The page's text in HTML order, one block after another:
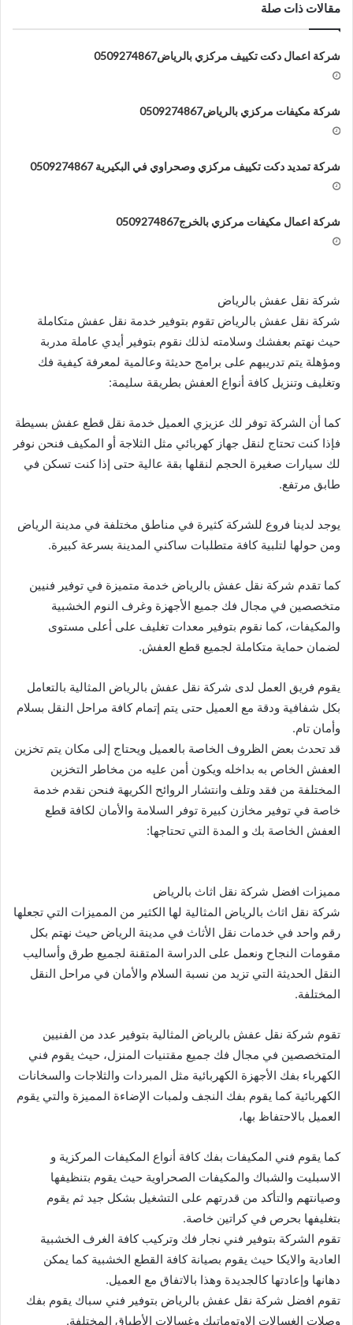
مقالات ذات صلة
شركة اعمال دكت تكييف مركزي بالرياض0509274867
شركة مكيفات مركزي بالرياض0509274867
شركة تمديد دكت تكييف مركزي وصحراوي في البكيرية 0509274867
شركة اعمال مكيفات مركزي بالخرج0509274867
شركة نقل عفش بالرياض
شركة نقل عفش بالرياض تقوم بتوفير خدمة نقل عفش متكاملة
حيث نهتم بعفشك وسلامته لذلك نقوم بتوفير أيدي عاملة مدربة
ومؤهلة يتم تدريبهم على برامج حديثة وعالمية لمعرفة كيفية فك
وتغليف وتنزيل كافة أنواع العفش بطريقة سليمة:
كما أن الشركة توفر لك عزيزي العميل خدمة نقل قطع عفش بسيطة
فإذا كنت تحتاج لنقل جهاز كهربائي مثل الثلاجة أو المكيف فنحن نوفر
لك سيارات صغيرة الحجم لنقلها بقة عالية حتى إذا كنت تسكن في
طابق مرتفع.
يوجد لدينا فروع للشركة كثيرة في مناطق مختلفة في مدينة الرياض
ومن حولها لتلبية كافة متطلبات ساكني المدينة بسرعة كبيرة.
كما تقدم شركة نقل عفش بالرياض خدمة متميزة في توفير فنيين
متخصصين في مجال فك جميع الأجهزة وغرف النوم الخشبية
والمكيفات، كما نقوم بتوفير معدات تغليف على أعلى مستوى
لضمان حماية متكاملة لجميع قطع العفش.
يقوم فريق العمل لدى شركة نقل عفش بالرياض المثالية بالتعامل
بكل شفافية ودقة مع العميل حتى يتم إتمام كافة مراحل النقل بسلام
وأمان تام.
قد تحدث بعض الظروف الخاصة بالعميل ويحتاج إلى مكان يتم تخزين
العفش الخاص به بداخله ويكون أمن عليه من مخاطر التخزين
المختلفة من فقد وتلف وانتشار الروائح الكريهة فنحن نقدم خدمة
خاصة في توفير مخازن كبيرة توفر السلامة والأمان لكافة قطع
العفش الخاصة بك و المدة التي تحتاجها:
مميزات افضل شركة نقل اثاث بالرياض
شركة نقل اثاث بالرياض المثالية لها الكثير من المميزات التي تجعلها
رقم واحد في خدمات نقل الأثاث في مدينة الرياض حيث نهتم بكل
مقومات النجاح ونعمل على الدراسة المتقنة لجميع طرق وأساليب
النقل الحديثة التي تزيد من نسبة السلام والأمان في مراحل النقل
المختلفة.
تقوم شركة نقل عفش بالرياض المثالية بتوفير عدد من الفنيين
المتخصصين في مجال فك جميع مقتنيات المنزل، حيث يقوم فني
الكهرباء بفك الأجهزة الكهربائية مثل المبردات والثلاجات والسخانات
الكهربائية كما يقوم بفك النجف ولمبات الإضاءة المميزة والتي يقوم
العميل بالاحتفاظ بها،
كما يقوم فني المكيفات بفك كافة أنواع المكيفات المركزية و
الاسبليت والشباك والمكيفات الصحراوية حيث يقوم بتنظيفها
وصيانتهم والتأكد من قدرتهم على التشغيل بشكل جيد ثم يقوم
بتغليفها بحرص في كراتين خاصة.
تقوم الشركة بتوفير فني نجار فك وتركيب كافة الغرف الخشبية
العادية والايكا حيث يقوم بصيانة كافة القطع الخشبية كما يمكن
دهانها وإعادتها كالجديدة وهذا بالاتفاق مع العميل.
تقوم افضل شركة نقل عفش بالرياض بتوفير فني سباك يقوم بفك
وصلات الغسالات الاوتوماتيك وغسالات الأطباق المختلفة.